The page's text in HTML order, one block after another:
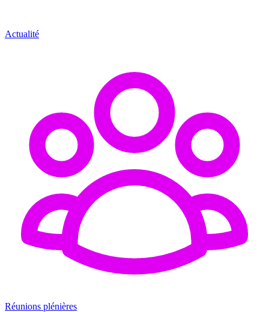
Actualité
Réunions plénières